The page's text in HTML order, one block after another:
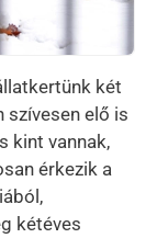
két
szívesen elő is
kint vannak,
érkezik a
kétéves